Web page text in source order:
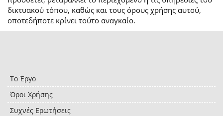
δικτυακού τόπου, καθώς και τους όρους χρήσης αυτού,
οποτεδήποτε κρίνει τούτο αναγκαίο.
Το Έργο
Όροι Χρήσης
Συχνές Ερωτήσεις